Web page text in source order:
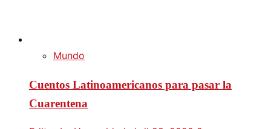
Mundo
Cuentos Latinoamericanos para pasar la
Cuarentena